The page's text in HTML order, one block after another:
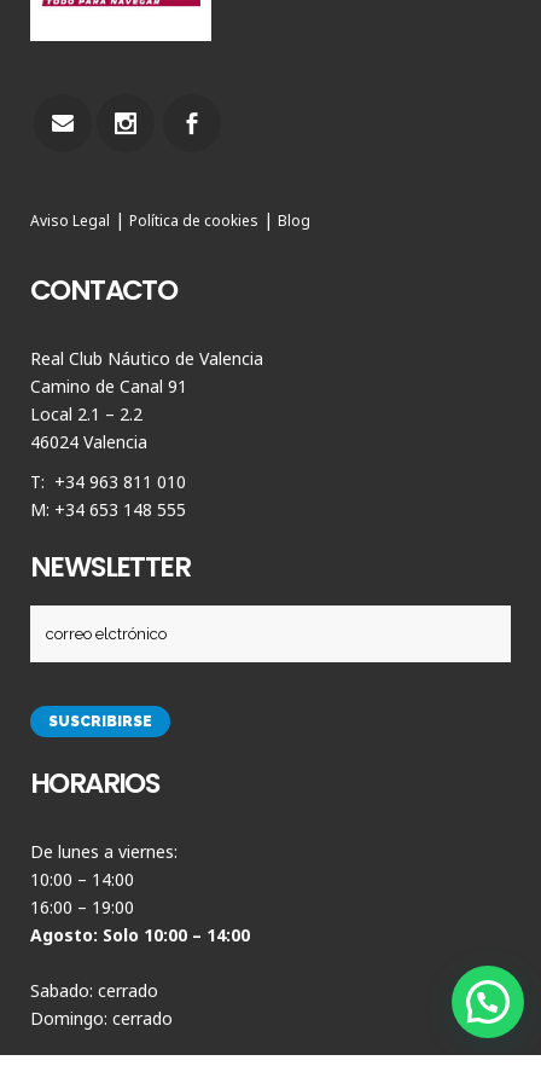
Aviso Legal | Política de cookies | Blog
CONTACTO
Real Club Náutico de Valencia
Camino de Canal 91
Local 2.1 – 2.2
46024 Valencia
T: +34 963 811 010
M: +34 653 148 555
NEWSLETTER
HORARIOS
De lunes a viernes:
10:00 – 14:00
16:00 – 19:00
Agosto: Solo 10:00 – 14:00
Sabado: cerrado
Domingo: cerrado